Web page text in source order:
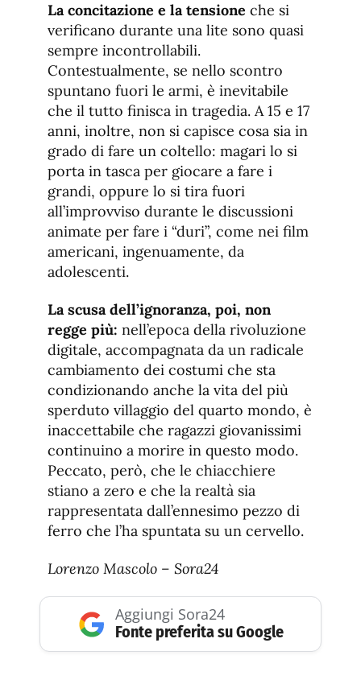
La concitazione e la tensione che si
verificano durante una lite sono quasi
sempre incontrollabili.
Contestualmente, se nello scontro
spuntano fuori le armi, è inevitabile
che il tutto finisca in tragedia. A 15 e 17
anni, inoltre, non si capisce cosa sia in
grado di fare un coltello: magari lo si
porta in tasca per giocare a fare i
grandi, oppure lo si tira fuori
all’improvviso durante le discussioni
animate per fare i “duri”, come nei film
americani, ingenuamente, da
adolescenti.
La scusa dell’ignoranza, poi, non
regge più: nell’epoca della rivoluzione
digitale, accompagnata da un radicale
cambiamento dei costumi che sta
condizionando anche la vita del più
sperduto villaggio del quarto mondo, è
inaccettabile che ragazzi giovanissimi
continuino a morire in questo modo.
Peccato, però, che le chiacchiere
stiano a zero e che la realtà sia
rappresentata dall’ennesimo pezzo di
ferro che l’ha spuntata su un cervello.
Lorenzo Mascolo – Sora24
Aggiungi Sora24
Fonte preferita su Google